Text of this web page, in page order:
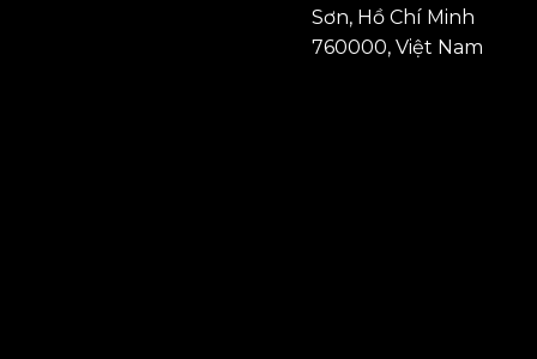
Sơn, Hồ Chí Minh
760000, Việt Nam